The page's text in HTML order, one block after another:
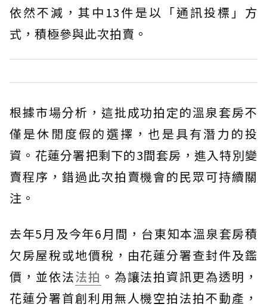
依然不減，其中13件是以「通訊投標」方
式，積極參與此次拍賣。
根據市場分析，這批成功拍定的溫泉套房不
僅是休閒度假的選擇，也是具有潛力的投
資。花蓮分署把剩下的3間套房，進入特別變
賣程序，錯過此次拍賣機會的民眾可持續關
注。
去年5月及今年6月間，台東知本溫泉套房積
欠房屋稅或地價稅，由花蓮分署查封件及鑑
價，並依法法拍 。為讓法拍資訊更為透明，
花蓮分署首創利用無人機空拍法拍不動產，